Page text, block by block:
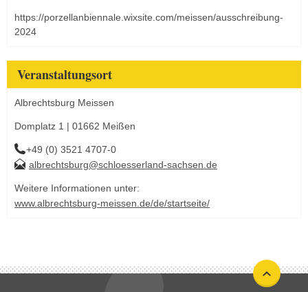
https://porzellanbiennale.wixsite.com/meissen/ausschreibung-
2024
Veranstaltungsort
Albrechtsburg Meissen
Domplatz 1 | 01662 Meißen
+49 (0) 3521 4707-0
albrechtsburg@schloesserland-sachsen.de
Weitere Informationen unter:
www.albrechtsburg-meissen.de/de/startseite/